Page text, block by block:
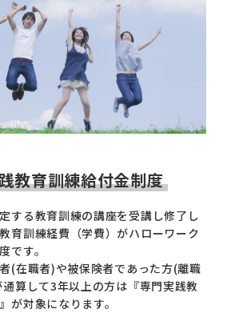
教育訓練給付金制度
する教育訓練の講座を受講し修了し
育訓練経費（学費）がハローワーク
です。
(在職者)や被保険者であった方(離職
算して3年以上の方は『専門実践教
が対象になります。